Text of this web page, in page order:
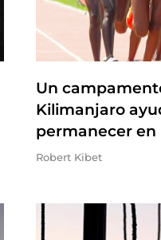
Un
Kilimanjaro
permanecer en
Robert Kibet